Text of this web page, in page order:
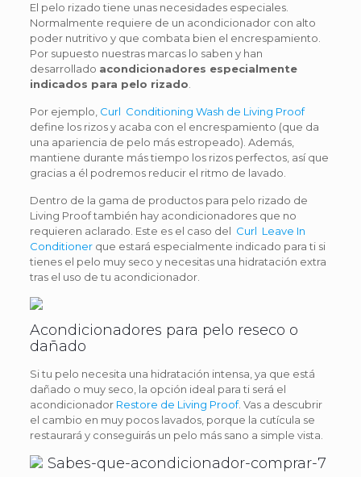
El pelo rizado tiene unas necesidades especiales.
Normalmente requiere de un acondicionador con alto
poder nutritivo y que combata bien el encrespamiento.
Por supuesto nuestras marcas lo saben y han
desarrollado acondicionadores especialmente
indicados para pelo rizado.
Por ejemplo, Curl Conditioning Wash de Living Proof
define los rizos y acaba con el encrespamiento (que da
una apariencia de pelo más estropeado). Además,
mantiene durante más tiempo los rizos perfectos, así que
gracias a él podremos reducir el ritmo de lavado.
Dentro de la gama de productos para pelo rizado de
Living Proof también hay acondicionadores que no
requieren aclarado. Este es el caso del Curl Leave In
Conditionerque estará especialmente indicado para ti si
tienes el pelo muy seco y necesitas una hidratación extra
tras el uso de tu acondicionador.
Acondicionadores para pelo reseco o
dañado
Si tu pelo necesita una hidratación intensa, ya que está
dañado o muy seco, la opción ideal para ti será el
acondicionador Restore de Living Proof. Vas a descubrir
el cambio en muy pocos lavados, porque la cutícula se
restaurará y conseguirás un pelo más sano a simple vista.